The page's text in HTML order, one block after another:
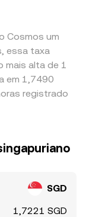
Cosmos um
essa taxa
mais alta de 1
em 1,7490
registrado
SGD
1,7221 SGD